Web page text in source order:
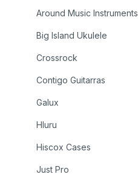
Around Music Instruments
Big Island Ukulele
Crossrock
Contigo Guitarras
Galux
Hluru
Hiscox Cases
Just Pro